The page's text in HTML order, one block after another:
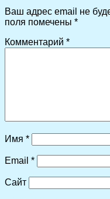
Ваш адрес email не
поля помечены *
Комментарий *
Имя *
Email *
Сайт